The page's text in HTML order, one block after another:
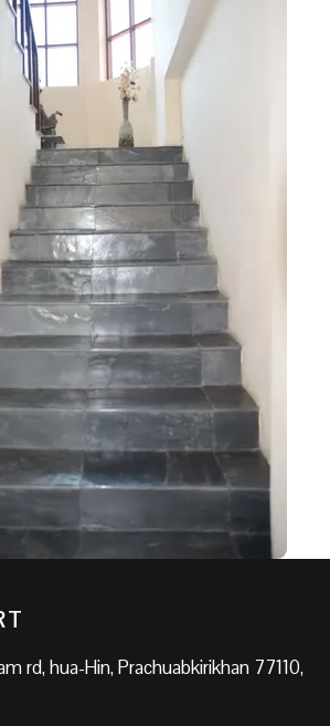
rd, hua-Hin, Prachuabkirikhan 77110,